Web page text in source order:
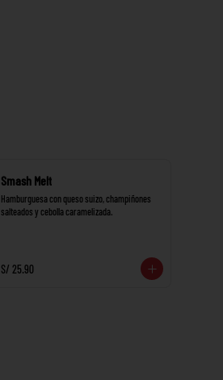
Smash Melt
Hamburguesa con queso suizo, champiñones
salteados y cebolla caramelizada.
S/ 25.90